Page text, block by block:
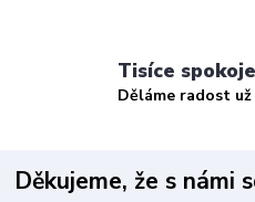
Tisíce
Děláme radost
Děkujeme, že s námi